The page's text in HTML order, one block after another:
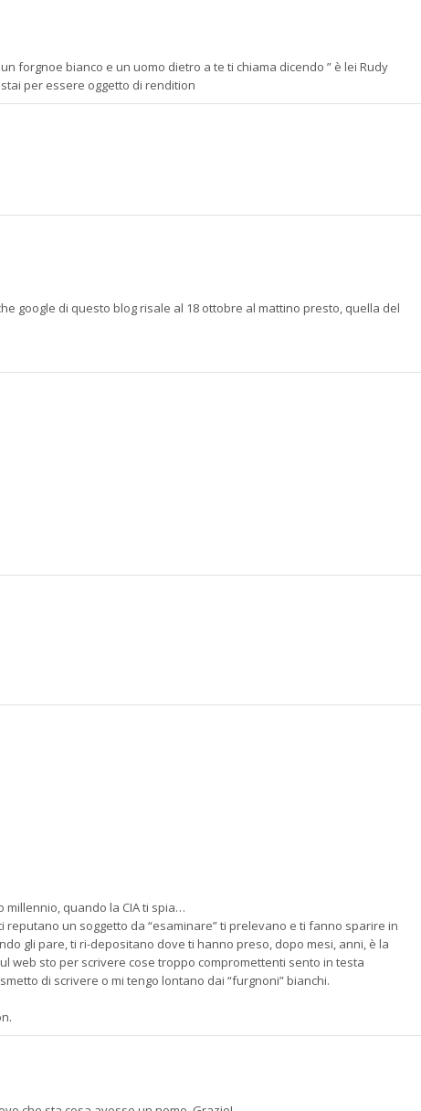
forgnoe bianco e un uomo dietro a te ti chiama dicendo ” è lei Rudy
per essere oggetto di rendition
google di questo blog risale al 18 ottobre al mattino presto, quella del
quando la CIA ti spia…
reputano un soggetto da “esaminare” ti prelevano e ti fanno sparire in
gli pare, ti ri-depositano dove ti hanno preso, dopo mesi, anni, è la
web sto per scrivere cose troppo compromettenti sento in testa
smetto di scrivere o mi tengo lontano dai “furgnoni” bianchi.